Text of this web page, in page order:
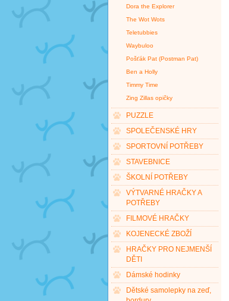
Dora the Explorer
The Wot Wots
Teletubbies
Waybuloo
Pošťák Pat (Postman Pat)
Ben a Holly
Timmy Time
Zing Zillas opičky
PUZZLE
SPOLEČENSKÉ HRY
SPORTOVNÍ POTŘEBY
STAVEBNICE
ŠKOLNÍ POTŘEBY
VÝTVARNÉ HRAČKY A
POTŘEBY
FILMOVÉ HRAČKY
KOJENECKÉ ZBOŽÍ
HRAČKY PRO NEJMENŠÍ
DĚTI
Dámské hodinky
Dětské samolepky na zeď,